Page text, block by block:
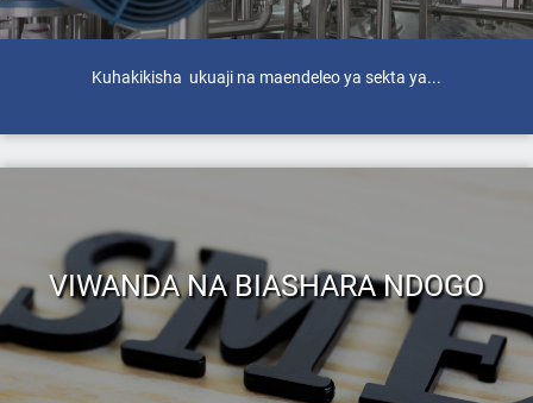
Kuhakikisha ukuaji na maendeleo ya sekta ya...
VIWANDA NA BIASHARA NDOGO